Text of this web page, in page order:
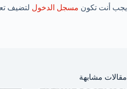
يجب أنت تكون مسجل الدخول لتضيف
مقالات مشابهة